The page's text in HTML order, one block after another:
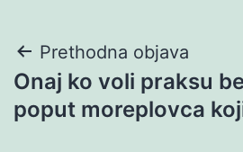
Navigacija
objava
Prethodna objava
Onaj ko voli praksu
poput moreplovca